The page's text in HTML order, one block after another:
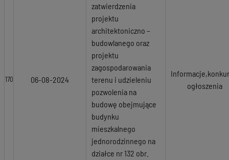
170 06-08-2024
zatwierdzenia
projektu
architektoniczno –
budowlanego oraz
projektu
zagospodarowania
terenu i udzieleniu
pozwolenia na
budowę obejmujące
budynku
mieszkalnego
jednorodzinnego na
działce nr 132 obr.
ogłoszenia